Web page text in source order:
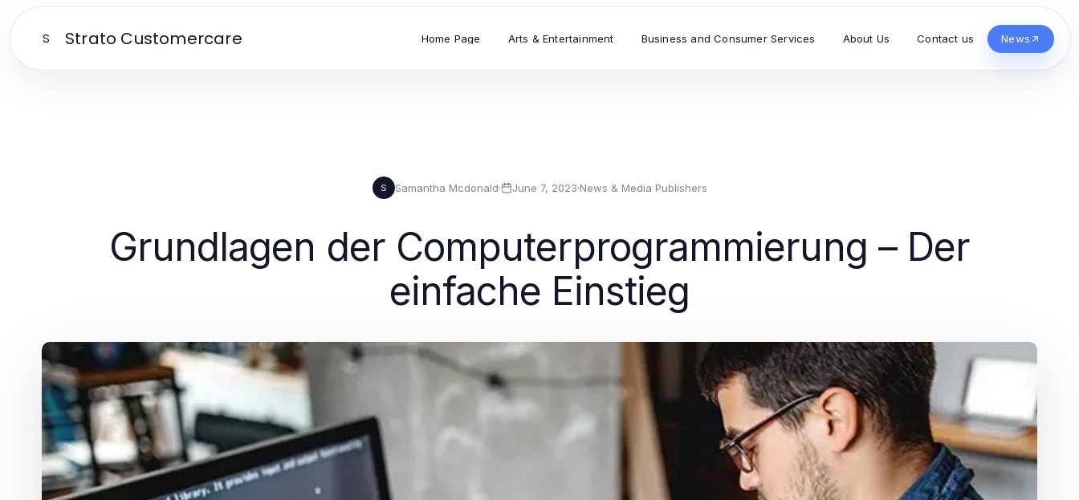
S Strato Customercare Home Page Arts & Entertainment Business and Consumer Services About Us Contact us News
S Samantha Mcdonald· June 7, 2023·News & Media Publishers
Grundlagen der Computerprogrammierung – Der
einfache Einstieg